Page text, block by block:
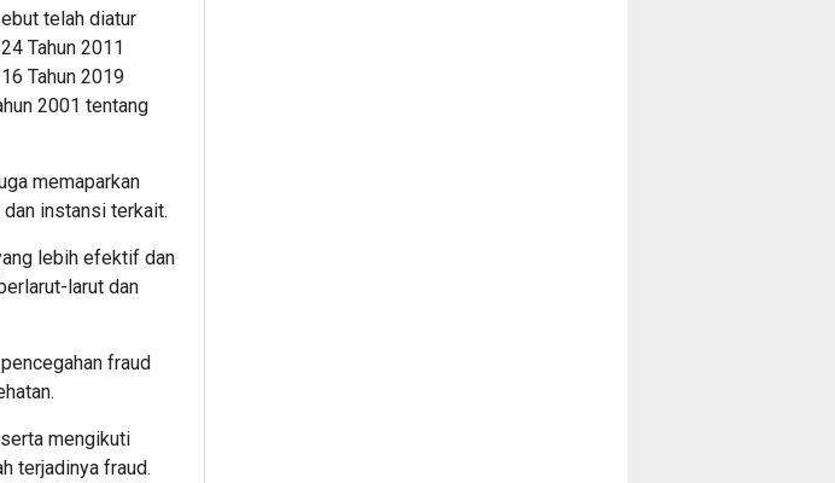
telah diatur
Tahun 2011
Tahun 2019
2001 tentang
memaparkan
instansi terkait.
lebih efektif dan
larut dan
fraud
mengikuti
terjadinya fraud.